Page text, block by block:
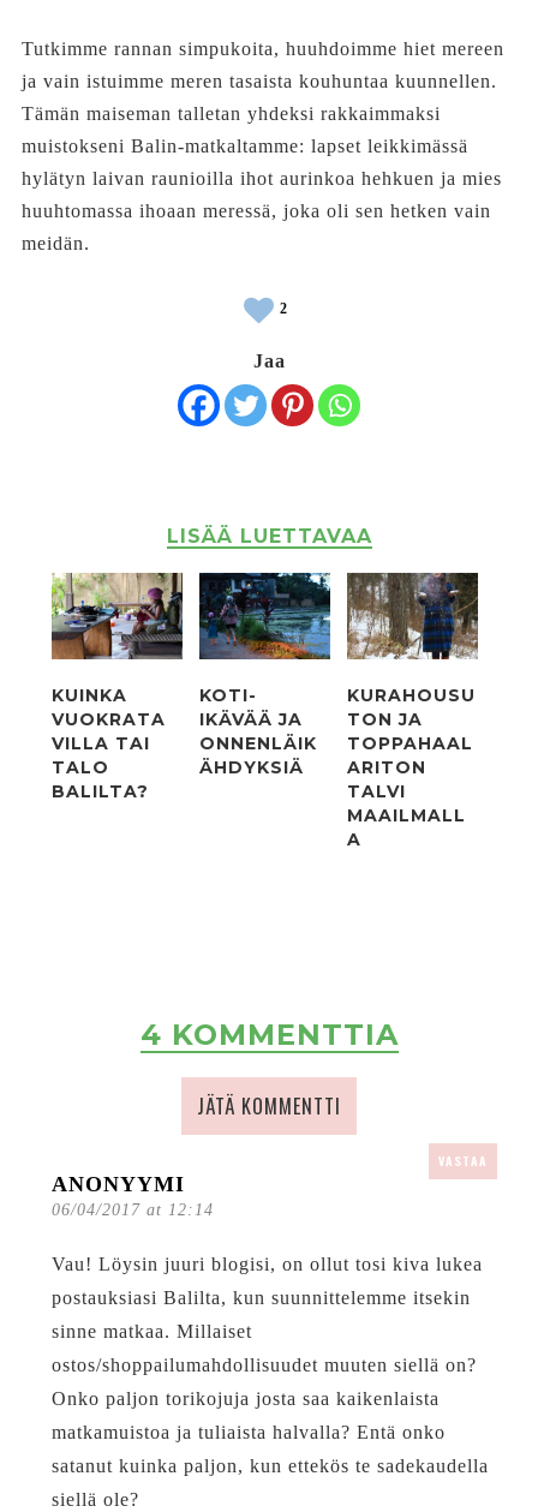
Tutkimme rannan simpukoita, huuhdoimme hiet mereen
ja vain istuimme meren tasaista kouhuntaa kuunnellen.
Tämän maiseman talletan yhdeksi rakkaimmaksi
muistokseni Balin-matkaltamme: lapset leikkimässä
hylätyn laivan raunioilla ihot aurinkoa hehkuen ja mies
huuhtomassa ihoaan meressä, joka oli sen hetken vain
meidän.
2
Jaa
LISÄÄ LUETTAVAA
KUINKA
VUOKRATA
VILLA TAI
TALO
BALILTA?
KOTI-
IKÄVÄÄ JA
ONNENLÄIK
ÄHDYKSIÄ
KURAHOUSU
TON JA
TOPPAHAAL
ARITON
TALVI
MAAILMALL
A
4 KOMMENTTIA
JÄTÄ KOMMENTTI
ANONYYMI
06/04/2017 at 12:14
VASTAA
Vau! Löysin juuri blogisi, on ollut tosi kiva lukea
postauksiasi Balilta, kun suunnittelemme itsekin
sinne matkaa. Millaiset
ostos/shoppailumahdollisuudet muuten siellä on?
Onko paljon torikojuja josta saa kaikenlaista
matkamuistoa ja tuliaista halvalla? Entä onko
satanut kuinka paljon, kun ettekös te sadekaudella
siellä ole?